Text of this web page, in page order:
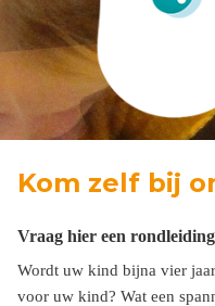
Kom zelf bij
Vraag hier een
Wordt uw kind bijna vier
voor uw kind? Wat een